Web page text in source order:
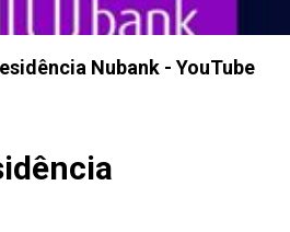
Nubank - YouTube